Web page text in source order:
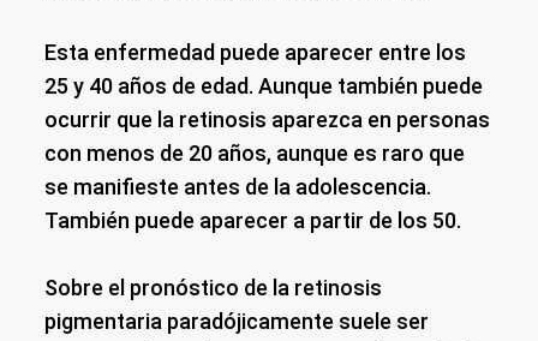
Esta enfermedad puede aparecer entre los
25 y 40 años de edad. Aunque también puede
ocurrir que la retinosis aparezca en personas
con menos de 20 años, aunque es raro que
se manifieste antes de la adolescencia.
También puede aparecer a partir de los 50.
Sobre el pronóstico de la retinosis
pigmentaria paradójicamente suele ser